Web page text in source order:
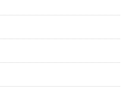
ヤ人
テゴリー(4)】